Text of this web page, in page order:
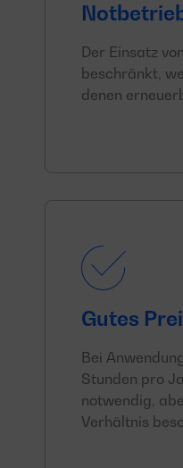
Der Einsatz
beschränkt,
denen
Gutes
Bei
Stunden pro
notwendig,
Verhältnis